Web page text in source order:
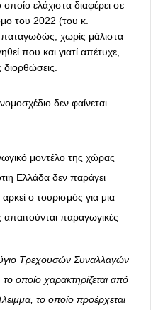
οποίο ελάχιστα διαφέρει σε
του 2022 (του κ.
χωρίς μάλιστα
που και γιατί απέτυχε,
διορθώσεις.
δεν φαίνεται
μοντέλο της χώρας
Ελλάδα δεν παράγει
ο τουρισμός για μια
παραγωγικές
Τρεχουσών Συναλλαγών
το οποίο χαρακτηρίζεται από
το οποίο προέρχεται